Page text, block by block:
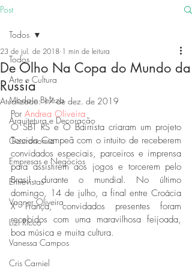
Post
Todos
Arte e Cultura
Moda e Beleza
Arquitetura e Decoração
Gastronomia
Empresas e Negócios
Entrevistas
Vagner Oliveira
Lizi Ricco
Vanessa Campos
Cris Carniel
Todos
De Olho Na Copa do Mundo da
Russia
23 de jul. de 2018 1 min de leitura
Atualizado:17 de dez. de 2019
Por Andrea Oliveira
O SBT RS e O Bairrista criaram um projeto
Torcida Campeã com o intuito de receberem
convidados especiais, parceiros e imprensa
para assistirem aos jogos e torcerem pelo
Brasil durante o mundial. No último
domingo, 14 de julho, a final entre Croácia
X França, convidados presentes foram
recebidos com uma maravilhosa feijoada,
boa música e muita cultura.